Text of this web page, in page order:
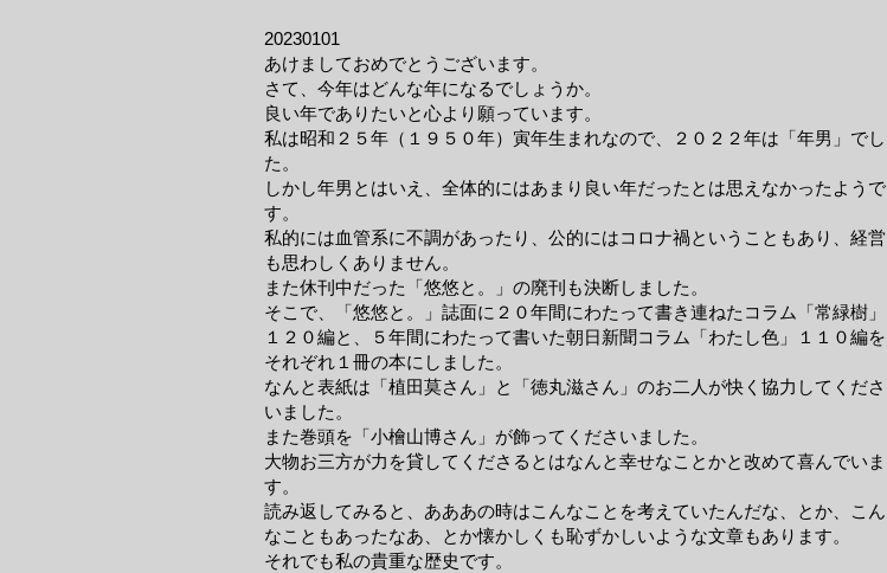
20230101
あけましておめでとうございます。
さて、今年はどんな年になるでしょうか。
良い年でありたいと心より願っています。
私は昭和２５年（１９５０年）寅年生まれなので、２０２２年は「年男」でし
た。
しかし年男とはいえ、全体的にはあまり良い年だったとは思えなかったようで
す。
私的には血管系に不調があったり、公的にはコロナ禍ということもあり、経営
も思わしくありません。
また休刊中だった「悠悠と。」の廃刊も決断しました。
そこで、「悠悠と。」誌面に２０年間にわたって書き連ねたコラム「常緑樹」
１２０編と、５年間にわたって書いた朝日新聞コラム「わたし色」１１０編を
それぞれ１冊の本にしました。
なんと表紙は「植田莫さん」と「徳丸滋さん」のお二人が快く協力してくださ
いました。
また巻頭を「小檜山博さん」が飾ってくださいました。
大物お三方が力を貸してくださるとはなんと幸せなことかと改めて喜んでいま
す。
読み返してみると、あああの時はこんなことを考えていたんだな、とか、こん
なこともあったなあ、とか懐かしくも恥ずかしいような文章もあります。
それでも私の貴重な歴史です。